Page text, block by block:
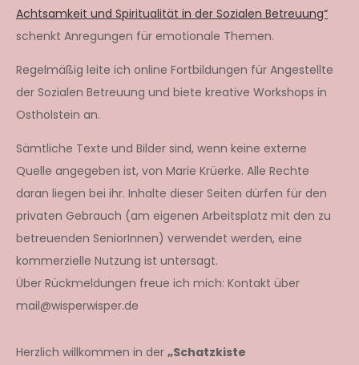
Achtsamkeit und Spiritualität in der Sozialen Betreuung“
schenkt Anregungen für emotionale Themen.
Regelmäßig leite ich online Fortbildungen für Angestellte
der Sozialen Betreuung und biete kreative Workshops in
Ostholstein an.
Sämtliche Texte und Bilder sind, wenn keine externe
Quelle angegeben ist, von Marie Krüerke. Alle Rechte
daran liegen bei ihr. Inhalte dieser Seiten dürfen für den
privaten Gebrauch (am eigenen Arbeitsplatz mit den zu
betreuenden SeniorInnen) verwendet werden, eine
kommerzielle Nutzung ist untersagt.
Über Rückmeldungen freue ich mich: Kontakt über
mail@wisperwisper.de
Herzlich willkommen in der „Schatzkiste